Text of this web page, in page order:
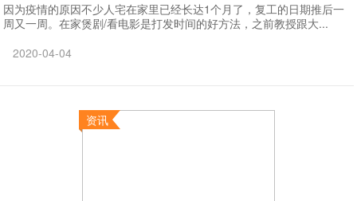
因为疫情的原因不少人宅在家里已经长达1个月了，复工的日期推后一
周又一周。在家煲剧/看电影是打发时间的好方法，之前教授跟大...
2020-04-04
资讯